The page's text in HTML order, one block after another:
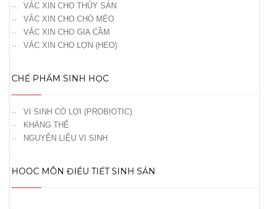
VẮC XIN CHO THỦY SẢN
VẮC XIN CHO CHÓ MÈO
VẮC XIN CHO GIA CẦM
VẮC XIN CHO LỢN (HEO)
CHẾ PHẨM SINH HỌC
VI SINH CÓ LỢI (PROBIOTIC)
KHÁNG THỂ
NGUYÊN LIỆU VI SINH
HOOC MÔN ĐIỀU TIẾT SINH SẢN